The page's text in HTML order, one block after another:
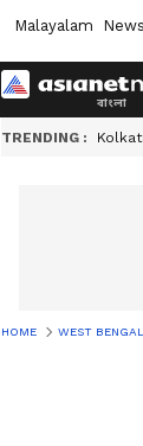
Malayalam
TRENDING :
HOME WEST BENGAL